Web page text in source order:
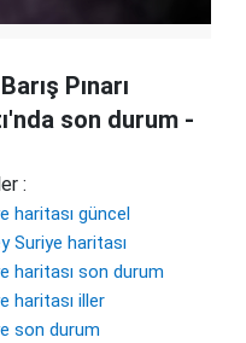
Pınarı
son durum -
:
haritası güncel
Suriye haritası
haritası son durum
haritası iller
son durum